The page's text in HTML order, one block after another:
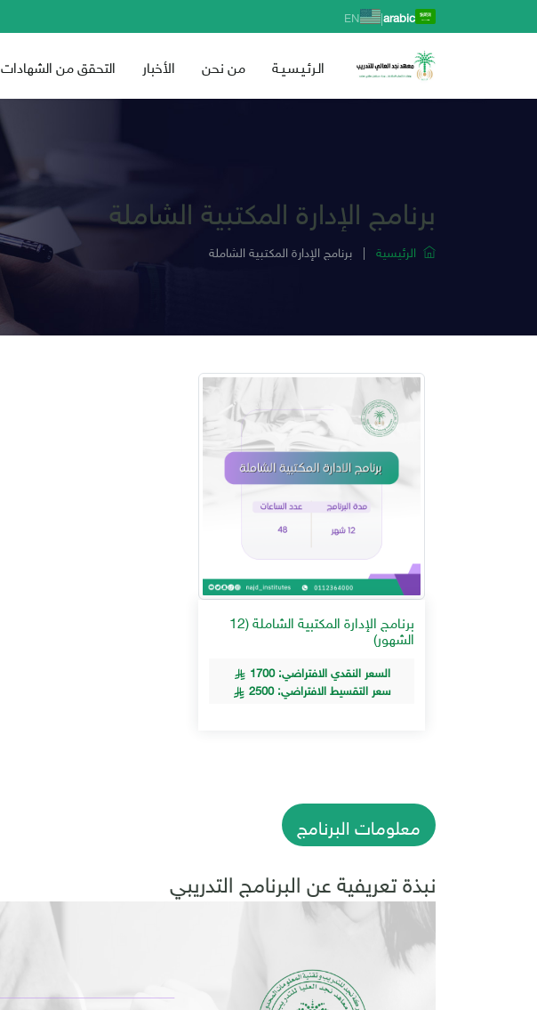
arabic
|
EN
الـرئـيـسـيـة من نحن الأخبار التحقق من الشهادات
برنامج الإدارة المكتبية الشاملة
الرئيسية | برنامج الإدارة المكتبية الشاملة
برنامج الإدارة المكتبية الشاملة (12
الشهور)
السعر النقدي الافتراضي: 1700
سعر التقسيط الافتراضي: 2500
معلومات البرنامج
نبذة تعريفية عن البرنامج التدريبي